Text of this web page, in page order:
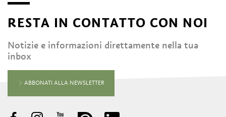
RESTA IN CONTATTO CON NOI
Notizie e informazioni direttamente nella tua
inbox
ABBONATI ALLA NEWSLETTER